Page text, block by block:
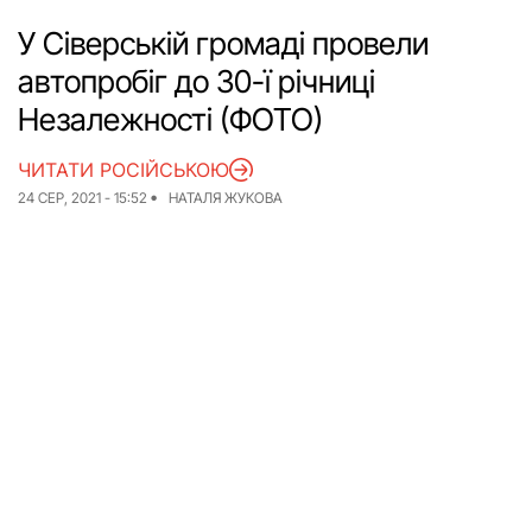
Про нас
Війна
Гроші
Освіта
Інструкції
Медицина
ЖКГ
У Сіверській громаді провели
автопробіг до 30-ї річниці
Незалежності (ФОТО)
24 СЕР, 2021 - 15:52 НАТАЛЯ ЖУКОВА
ЧИТАТИ РОСІЙСЬКОЮ